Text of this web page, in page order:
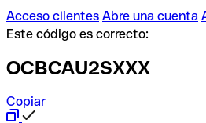
Acceso clientes Abre una cuenta
Este código es correcto:
OCBCAU2SXXX
Copiar